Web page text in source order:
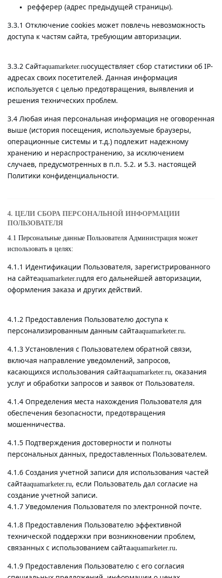
рефферер (адрес предыдущей страницы).
3.3.1 Отключение cookies может повлечь невозможность
доступа к частям сайта, требующим авторизации.
3.3.2 Сайтaquamarketer.ruосуществляет сбор статистики об IP-
адресах своих посетителей. Данная информация
используется с целью предотвращения, выявления и
решения технических проблем.
3.4 Любая иная персональная информация не оговоренная
выше (история посещения, используемые браузеры,
операционные системы и т.д.) подлежит надежному
хранению и нераспространению, за исключением
случаев, предусмотренных в п.п. 5.2. и 5.3. настоящей
Политики конфиденциальности.
4. ЦЕЛИ СБОРА ПЕРСОНАЛЬНОЙ ИНФОРМАЦИИ
ПОЛЬЗОВАТЕЛЯ
4.1 Персональные данные Пользователя Администрация может
использовать в целях:
4.1.1 Идентификации Пользователя, зарегистрированного
на сайтеaquamarketer.ruдля его дальнейшей авторизации,
оформления заказа и других действий.
4.1.2 Предоставления Пользователю доступа к
персонализированным данным сайтаaquamarketer.ru.
4.1.3 Установления с Пользователем обратной связи,
включая направление уведомлений, запросов,
касающихся использования сайтаaquamarketer.ru, оказания
услуг и обработки запросов и заявок от Пользователя.
4.1.4 Определения места нахождения Пользователя для
обеспечения безопасности, предотвращения
мошенничества.
4.1.5 Подтверждения достоверности и полноты
персональных данных, предоставленных Пользователем.
4.1.6 Создания учетной записи для использования частей
сайтаaquamarketer.ru, если Пользователь дал согласие на
создание учетной записи.
4.1.7 Уведомления Пользователя по электронной почте.
4.1.8 Предоставления Пользователю эффективной
технической поддержки при возникновении проблем,
связанных с использованием сайтаaquamarketer.ru.
4.1.9 Предоставления Пользователю с его согласия